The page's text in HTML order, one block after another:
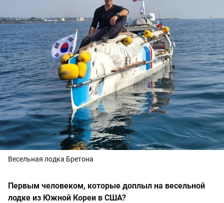
Весельная лодка Бретона
Первым человеком, которые доплыл на весельной
лодке из Южной Кореи в США?